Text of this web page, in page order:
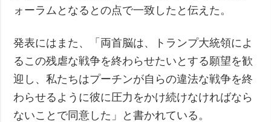
ォーラムとなるとの点で一致したと伝えた。
発表にはまた、「両首脳は、トランプ大統領によ
るこの残虐な戦争を終わらせたいとする願望を歓
迎し、私たちはプーチンが自らの違法な戦争を終
わらせるように彼に圧力をかけ続けなければなら
ないことで同意した」と書かれている。